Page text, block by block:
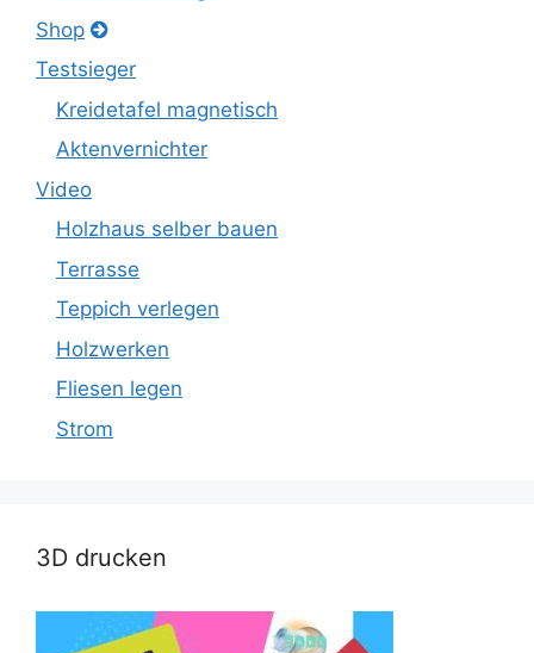
Shop
Testsieger
Kreidetafel magnetisch
Aktenvernichter
Video
Holzhaus selber bauen
Terrasse
Teppich verlegen
Holzwerken
Fliesen legen
Strom
3D drucken